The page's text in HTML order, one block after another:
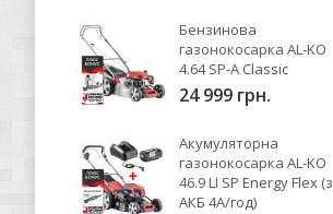
Бензинова
газонокосарка AL-KO
4.64 SP-A Classic
24 999 грн.
Акумуляторна
газонокосарка AL-KO
46.9 LI SP Energy Flex (з
АКБ 4А/год)